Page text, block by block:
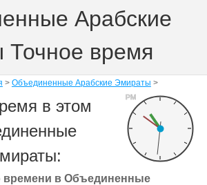
Арабские
время
> Объединенные Арабские Эмираты >
PM
в этом
времени в Объединенные